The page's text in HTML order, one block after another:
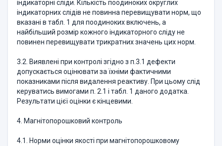
індикаторні сліди. Кількість пооди­ноких округлих
індикаторних слідів не повинна перевищувати норм, що
вказані в табл. 1 для поодиноких включень, а
найбільший розмір кожно­го індикаторного сліду не
повинен перевищувати трикратних значень цих норм.
3.2. Виявлені при контролі згідно з п.3.1 дефекти
допускається оці­нювати за їхніми фактичними
показниками після видалення реактиву. При цьому слід
керуватись вимогами п. 2.1 і табл. 1 даного додатка.
Результати цієї оцінки є кінцевими.
4. Магнітопорошковий контроль
4.1. Норми оцінки якості при магнітопорошковому